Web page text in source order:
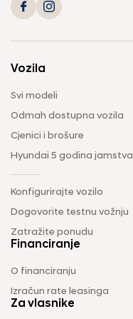
Vozila
Svi modeli
Odmah dostupna vozila
Cjenici i brošure
Hyundai 5 godina jamstva
Konfigurirajte vozilo
Dogovorite testnu vožnju
Zatražite ponudu
Financiranje
O financiranju
Izračun rate leasinga
Za vlasnike